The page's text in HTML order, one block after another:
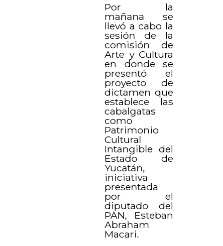
Por la
mañana se
llevó a cabo la
sesión de la
comisión de
Arte y Cultura
en donde se
presentó el
proyecto de
dictamen que
establece las
cabalgatas
como
Patrimonio
Cultural
Intangible del
Estado de
Yucatán,
iniciativa
presentada
por el
diputado del
PAN, Esteban
Abraham
Macari.